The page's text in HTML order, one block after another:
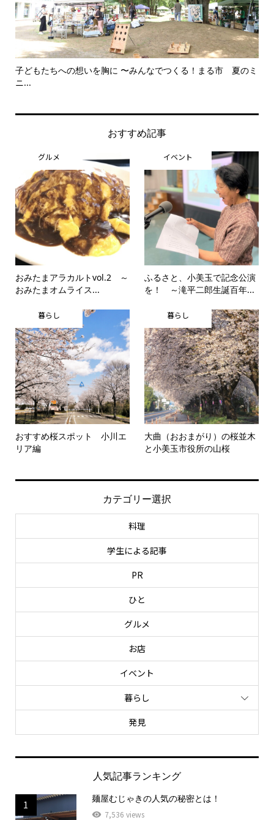
子どもたちへの想いを胸に 〜みんなでつくる！まる市 夏のミ
ニ...
おすすめ記事
グルメ
おみたまアラカルトvol.2 ～
おみたまオムライス...
イベント
ふるさと、小美玉で記念公演
を！ ～滝平二郎生誕百年...
暮らし
おすすめ桜スポット 小川エ
リア編
暮らし
大曲（おおまがり）の桜並木
と小美玉市役所の山桜
カテゴリー選択
料理
学生による記事
PR
ひと
グルメ
お店
イベント
暮らし
発見
人気記事ランキング
1
麺屋むじゃきの人気の秘密とは！
7,536 views